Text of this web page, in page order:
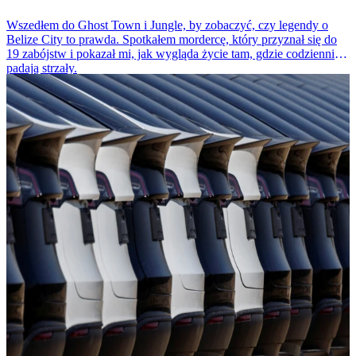
Wszedłem do Ghost Town i Jungle, by zobaczyć, czy legendy o
Belize City to prawda. Spotkałem mordercę, który przyznał się do
19 zabójstw i pokazał mi, jak wygląda życie tam, gdzie codziennie
padają strzały.